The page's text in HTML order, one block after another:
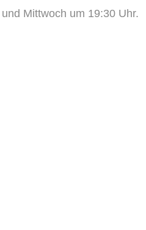
Mittwoch um 19:30 Uhr.